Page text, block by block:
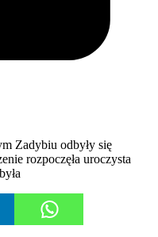
Zadybiu odbyły się
rozpoczęła uroczysta